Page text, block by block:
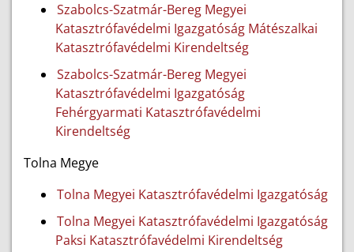
Szabolcs-Szatmár-Bereg Megyei
Katasztrófavédelmi Igazgatóság Mátészalkai
Katasztrófavédelmi Kirendeltség
Szabolcs-Szatmár-Bereg Megyei
Katasztrófavédelmi Igazgatóság
Fehérgyarmati Katasztrófavédelmi
Kirendeltség
Tolna Megye
Tolna Megyei Katasztrófavédelmi Igazgatóság
Tolna Megyei Katasztrófavédelmi Igazgatóság
Paksi Katasztrófavédelmi Kirendeltség